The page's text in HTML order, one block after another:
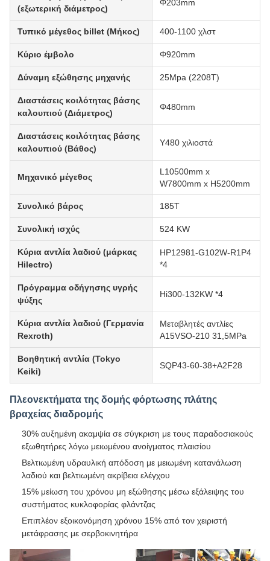
(εξωτερική διάμετρος)
Φ203mm
Τυπικό μέγεθος billet (Μήκος) 400-1100 χλστ
Κύριο έμβολο Φ920mm
Δύναμη εξώθησης μηχανής 25Mpa (2208T)
Διαστάσεις κοιλότητας βάσης
καλουπιού (Διάμετρος)
Φ480mm
Διαστάσεις κοιλότητας βάσης
καλουπιού (Βάθος)
Υ480 χιλιοστά
Μηχανικό μέγεθος
L10500mm x
W7800mm x H5200mm
Συνολικό βάρος 185Τ
Συνολική ισχύς 524 KW
Κύρια αντλία λαδιού (μάρκας
Hilectro)
HP12981-G102W-R1P4
*4
Πρόγραμμα οδήγησης υγρής
ψύξης
Hi300-132KW *4
Κύρια αντλία λαδιού (Γερμανία
Rexroth)
Μεταβλητές αντλίες
A15VSO-210 31,5MPa
Βοηθητική αντλία (Tokyo
Keiki)
SQP43-60-38+A2F28
Πλεονεκτήματα της δομής φόρτωσης πλάτης
βραχείας διαδρομής
30% αυξημένη ακαμψία σε σύγκριση με τους παραδοσιακούς
εξωθητήρες λόγω μειωμένου ανοίγματος πλαισίου
Βελτιωμένη υδραυλική απόδοση με μειωμένη κατανάλωση
λαδιού και βελτιωμένη ακρίβεια ελέγχου
15% μείωση του χρόνου μη εξώθησης μέσω εξάλειψης του
συστήματος κυκλοφορίας φλάντζας
Επιπλέον εξοικονόμηση χρόνου 15% από τον χειριστή
μετάφρασης με σερβοκινητήρα